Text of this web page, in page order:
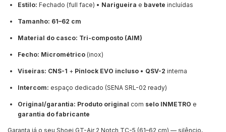
Estilo: Fechado (full face) • Narigueira e bavete incluídas
Tamanho: 61–62 cm
Material do casco: Tri-composto (AIM)
Fecho: Micrométrico (inox)
Viseiras: CNS-1 + Pinlock EVO incluso • QSV-2 interna
Intercom: espaço dedicado (SENA SRL-02 ready)
Original/garantia: Produto original com selo INMETRO e
garantia do fabricante
Garanta já o seu Shoei GT-Air 2 Notch TC-5 (61–62 cm) — silêncio,